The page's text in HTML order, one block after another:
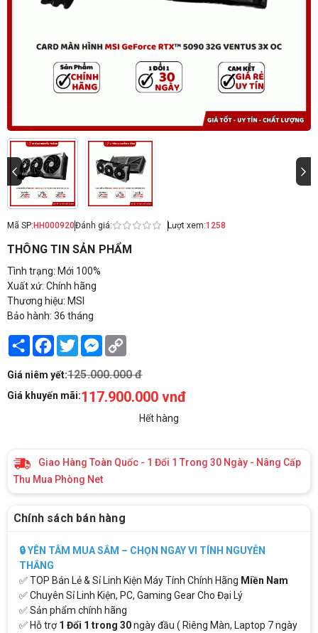
Mã SP: HH000920Đánh giá: Lượt xem:1258
THÔNG TIN SẢN PHẨM
Tình trạng: Mới 100%
Xuất xứ: Chính hãng
Thương hiệu: MSI
Bảo hành: 36 tháng
Share Facebook
TwitterMessenger
Giá niêm yết:125.000.000 đ
Giá khuyến mãi:117.900.000 vnđ
Hết hàng
Giao Hàng Toàn Quốc - 1 Đổi 1 Trong 30 Ngày - Nâng Cấp
Thu Mua Phòng Net
Chính sách bán hàng
🔒 YÊN TÂM MUA SẮM – CHỌN NGAY VI TÍNH NGUYỄN
THẮNG
✅ TOP Bán Lẻ & Sỉ Linh Kiện Máy Tính Chính Hãng Miền Nam
✅ Chuyên Sỉ Linh Kiện, PC, Gaming Gear Cho Đại Lý
✅ Sản phẩm chính hãng
✅ Hỗ trợ1 Đổi 1 trong 30ngày đầu ( Riêng Màn, Laptop 7 ngày